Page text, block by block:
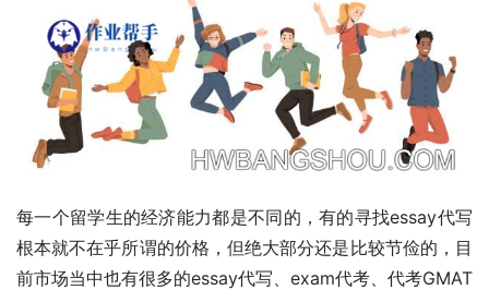
每一个留学生的经济能力都是不同的，有的寻找essay代写
根本就不在乎所谓的价格，但绝大部分还是比较节俭的，目
前市场当中也有很多的essay代写、exam代考、代考GMAT